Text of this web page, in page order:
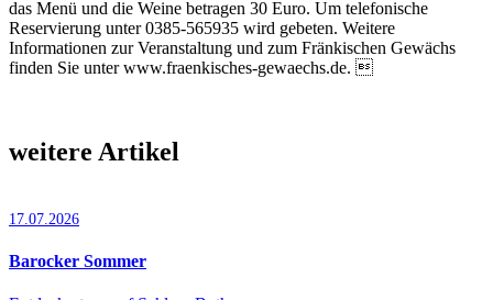
das Menü und die Weine betragen 30 Euro. Um telefonische
Reservierung unter 0385-565935 wird gebeten. Weitere
Informationen zur Veranstaltung und zum Fränkischen Gewächs
finden Sie unter www.fraenkisches-gewaechs.de. 
weitere Artikel
17.07.2026
Barocker Sommer